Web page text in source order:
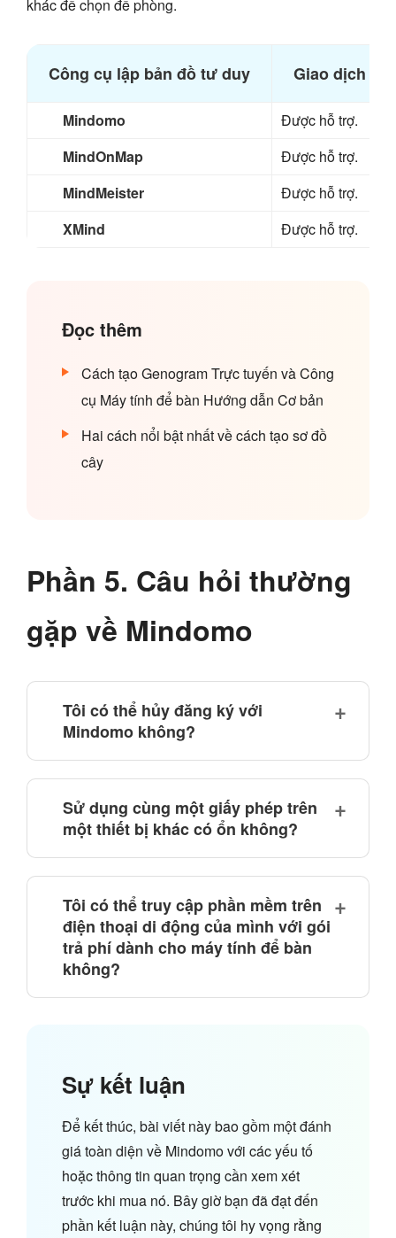
khác để chọn đề phòng.
Công cụ lập bản đồ tư duy Giao dịch
Mindomo
Được hỗ trợ.
MindOnMap
Được hỗ trợ.
MindMeister
Được hỗ trợ.
XMind
Được hỗ trợ.
Đọc thêm
Cách tạo Genogram Trực tuyến và Công
cụ Máy tính để bàn Hướng dẫn Cơ bản
Hai cách nổi bật nhất về cách tạo sơ đồ
cây
Phần 5. Câu hỏi thường
gặp về Mindomo
Tôi có thể hủy đăng ký với
Mindomo không?
Sử dụng cùng một giấy phép trên
một thiết bị khác có ổn không?
Tôi có thể truy cập phần mềm trên
điện thoại di động của mình với gói
trả phí dành cho máy tính để bàn
không?
Sự kết luận
Để kết thúc, bài viết này bao gồm một đánh
giá toàn diện về Mindomo với các yếu tố
hoặc thông tin quan trọng cần xem xét
trước khi mua nó. Bây giờ bạn đã đạt đến
phần kết luận này, chúng tôi hy vọng rằng